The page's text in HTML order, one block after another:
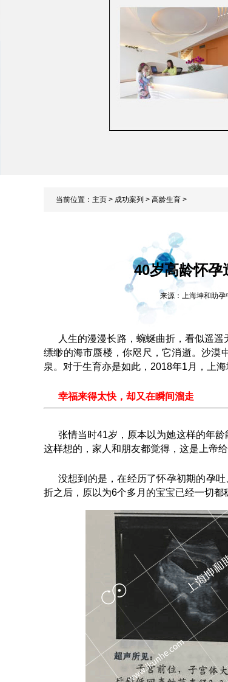
当前位置： 主页 > 成功案列 > 高龄生育 >
40岁高龄怀孕
来源：上海坤和助孕
人生的漫漫长路，蜿蜒曲折，看似遥
缥缈的海市蜃楼，你咫尺，它消逝。沙漠
泉。对于生育亦是如此，2018年1月，上
幸福来得太快，却又在瞬间溜走
张情当时41岁，原本以为她这样的年
这样想的，家人和朋友都觉得，这是上帝
没想到的是，在经历了怀孕初期的孕
折之后，原以为6个多月的宝宝已经一切都